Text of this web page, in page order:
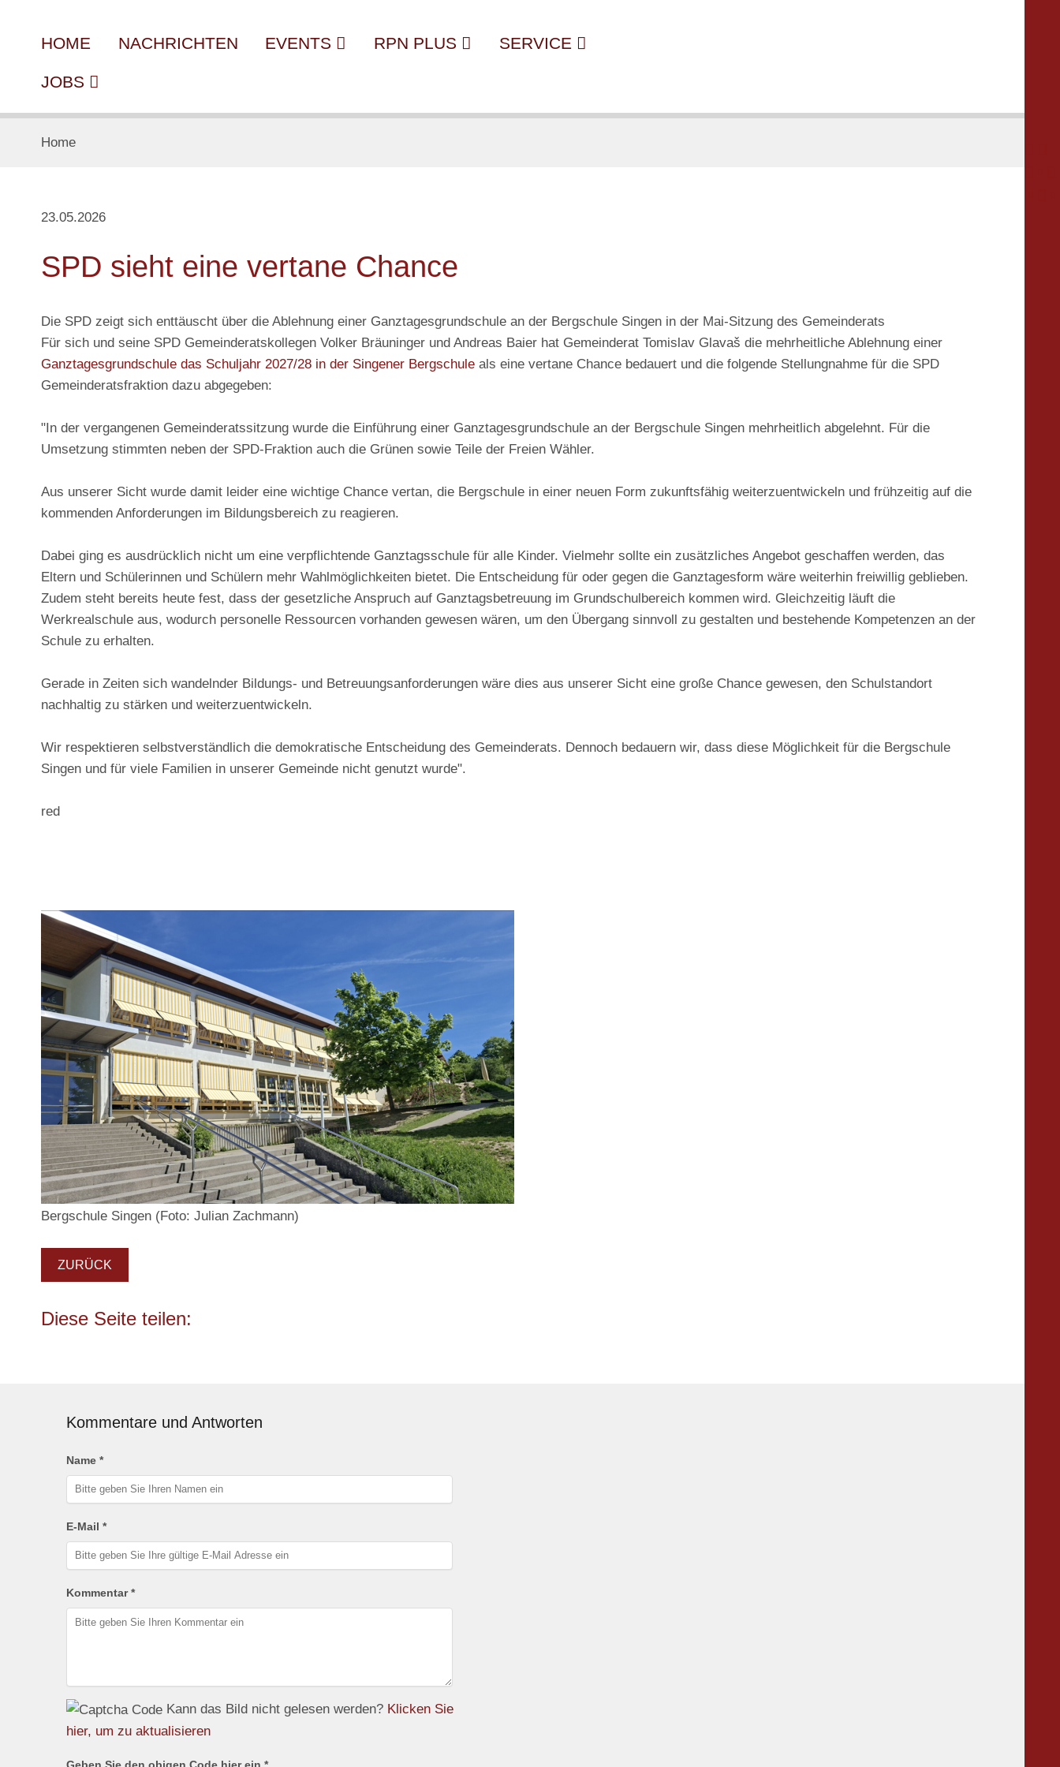
HOME NACHRICHTEN EVENTS RPN PLUS SERVICE
JOBS
Home
23.05.2026
SPD sieht eine vertane Chance
Die SPD zeigt sich enttäuscht über die Ablehnung einer Ganztagesgrundschule an der Bergschule Singen in der Mai-Sitzung des Gemeinderats
Für sich und seine SPD Gemeinderatskollegen Volker Bräuninger und Andreas Baier hat Gemeinderat Tomislav Glavaš die mehrheitliche Ablehnung einer
Ganztagesgrundschule das Schuljahr 2027/28 in der Singener Bergschuleals eine vertane Chance bedauert und die folgende Stellungnahme für die SPD
Gemeinderatsfraktion dazu abgegeben:
"In der vergangenen Gemeinderatssitzung wurde die Einführung einer Ganztagesgrundschule an der Bergschule Singen mehrheitlich abgelehnt. Für die
Umsetzung stimmten neben der SPD-Fraktion auch die Grünen sowie Teile der Freien Wähler.
Aus unserer Sicht wurde damit leider eine wichtige Chance vertan, die Bergschule in einer neuen Form zukunftsfähig weiterzuentwickeln und frühzeitig auf die
kommenden Anforderungen im Bildungsbereich zu reagieren.
Dabei ging es ausdrücklich nicht um eine verpflichtende Ganztagsschule für alle Kinder. Vielmehr sollte ein zusätzliches Angebot geschaffen werden, das
Eltern und Schülerinnen und Schülern mehr Wahlmöglichkeiten bietet. Die Entscheidung für oder gegen die Ganztagesform wäre weiterhin freiwillig geblieben.
Zudem steht bereits heute fest, dass der gesetzliche Anspruch auf Ganztagsbetreuung im Grundschulbereich kommen wird. Gleichzeitig läuft die
Werkrealschule aus, wodurch personelle Ressourcen vorhanden gewesen wären, um den Übergang sinnvoll zu gestalten und bestehende Kompetenzen an der
Schule zu erhalten.
Gerade in Zeiten sich wandelnder Bildungs- und Betreuungsanforderungen wäre dies aus unserer Sicht eine große Chance gewesen, den Schulstandort
nachhaltig zu stärken und weiterzuentwickeln.
Wir respektieren selbstverständlich die demokratische Entscheidung des Gemeinderats. Dennoch bedauern wir, dass diese Möglichkeit für die Bergschule
Singen und für viele Familien in unserer Gemeinde nicht genutzt wurde".
red
Bergschule Singen (Foto: Julian Zachmann)
ZURÜCK
Kommentare und Antworten
Name *
E-Mail *
Kommentar *
Kann das Bild nicht gelesen werden? Klicken Sie
hier, um zu aktualisieren
Geben Sie den obigen Code hier ein *